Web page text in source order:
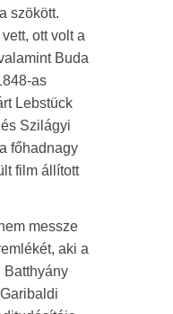
szökött.
ott volt a
Buda
as
Lebstück
Szilágyi
főhadnagy
film állított
messze
aki a
Batthyány